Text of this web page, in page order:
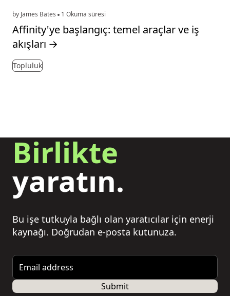
by James Bates 1 Okuma süresi
Affinity'ye başlangıç: temel araçlar ve iş
akışları →
Topluluk
Birlikte
yaratın.
Bu işe tutkuyla bağlı olan yaratıcılar için enerji
kaynağı. Doğrudan e-posta kutunuza.
Email address
Submit